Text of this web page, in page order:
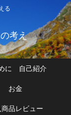
る
の考え
に 自己紹介
お金
品レビュー